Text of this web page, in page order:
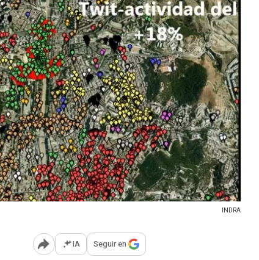
INDRA
Abrir opciones para compartir
IA Seguir en